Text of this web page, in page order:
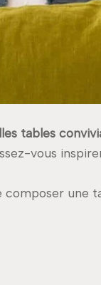
tables
vous
une